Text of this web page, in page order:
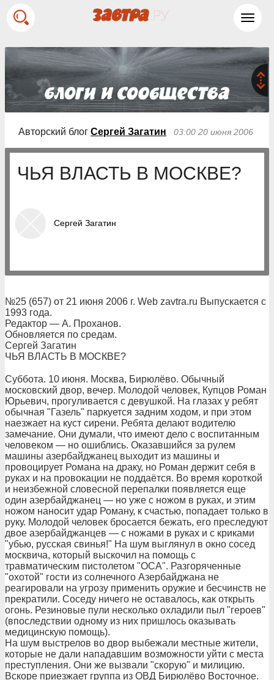
Авторский блог Сергей Загатин 03:00 20 июня 2006
ЧЬЯ ВЛАСТЬ В МОСКВЕ?
Сергей Загатин
№25 (657) от 21 июня 2006 г. Web zavtra.ru Выпускается с
1993 года.
Редактор — А. Проханов.
Обновляется по средам.
Сергей Загатин
ЧЬЯ ВЛАСТЬ В МОСКВЕ?
Суббота. 10 июня. Москва, Бирюлёво. Обычный
московский двор, вечер. Молодой человек, Купцов Роман
Юрьевич, прогуливается с девушкой. На глазах у ребят
обычная "Газель" паркуется задним ходом, и при этом
наезжает на куст сирени. Ребята делают водителю
замечание. Они думали, что имеют дело с воспитанным
человеком — но ошиблись. Оказавшийся за рулем
машины азербайджанец выходит из машины и
провоцирует Романа на драку, но Роман держит себя в
руках и на провокации не поддаётся. Во время короткой
и неизбежной словесной перепалки появляется еще
один азербайджанец — но уже с ножом в руках, и этим
ножом наносит удар Роману, к счастью, попадает только в
руку. Молодой человек бросается бежать, его преследуют
двое азербайджанцев — с ножами в руках и с криками
"убью, русская свинья!" На шум выглянул в окно сосед
москвича, который выскочил на помощь с
травматическим пистолетом "ОСА". Разгоряченные
"охотой" гости из солнечного Азербайджана не
реагировали на угрозу применить оружие и бесчинств не
прекратили. Соседу ничего не оставалось, как открыть
огонь. Резиновые пули несколько охладили пыл "героев"
(впоследствии одному из них пришлось оказывать
медицинскую помощь).
На шум выстрелов во двор выбежали местные жители,
которые не дали нападавшим возможности уйти с места
преступления. Они же вызвали "скорую" и милицию.
Вскоре приезжает группа из ОВД Бирюлёво Восточное.